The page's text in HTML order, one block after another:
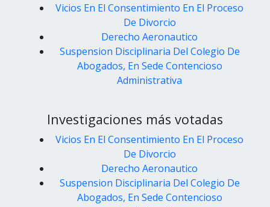
Vicios En El Consentimiento En El Proceso
De Divorcio
Derecho Aeronautico
Suspension Disciplinaria Del Colegio De
Abogados, En Sede Contencioso
Administrativa
Investigaciones más votadas
Vicios En El Consentimiento En El Proceso
De Divorcio
Derecho Aeronautico
Suspension Disciplinaria Del Colegio De
Abogados, En Sede Contencioso